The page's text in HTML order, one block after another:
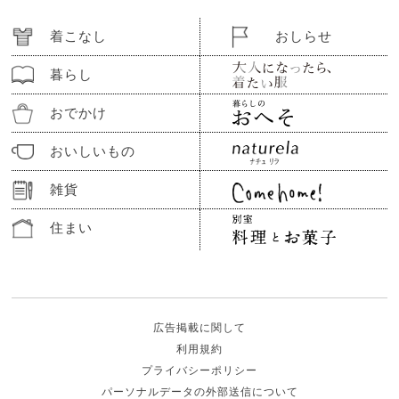
着こなし
暮らし
おでかけ
おいしいもの
雑貨
住まい
おしらせ
広告掲載に関して
利用規約
プライバシーポリシー
パーソナルデータの外部送信について